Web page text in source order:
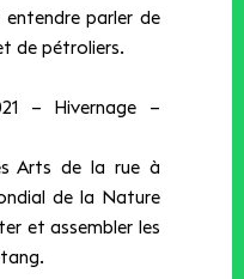
parler de
de pétroliers.
– Hivernage –
Arts de la rue à
de la Nature
et assembler les